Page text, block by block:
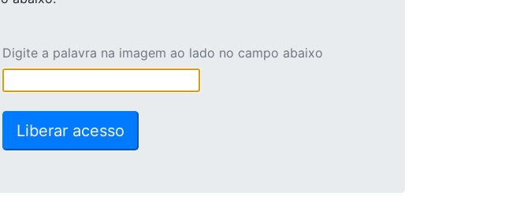
Digite a palavra na imagem ao lado no campo abaixo